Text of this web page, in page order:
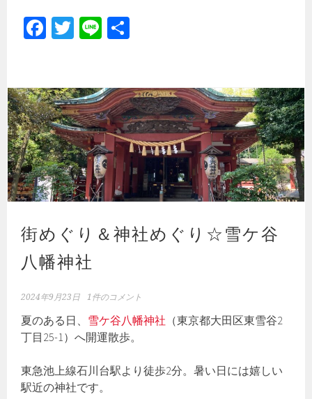
Fa
o
ok
T
er
Li
街めぐり＆神社めぐり☆雪ケ谷
八幡神社
2024年9月23日 1件のコメント
夏のある日、 雪ケ谷八幡神社 （東京都大田区東雪谷2
丁目25-1）へ開運散歩。
東急池上線石川台駅より徒歩2分。暑い日には嬉しい
駅近の神社です。